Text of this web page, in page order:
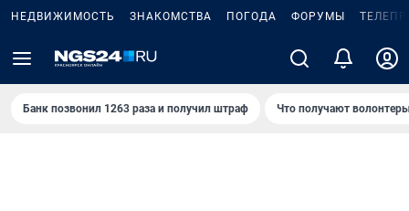
НЕДВИЖИМОСТЬ ЗНАКОМСТВА ПОГОДА ФОРУМЫ
Банк позвонил 1263 раза и получил штраф Что получают